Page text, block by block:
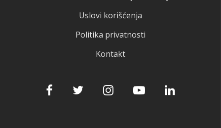
Uslovi korišćenja
Politika privatnosti
Kontakt